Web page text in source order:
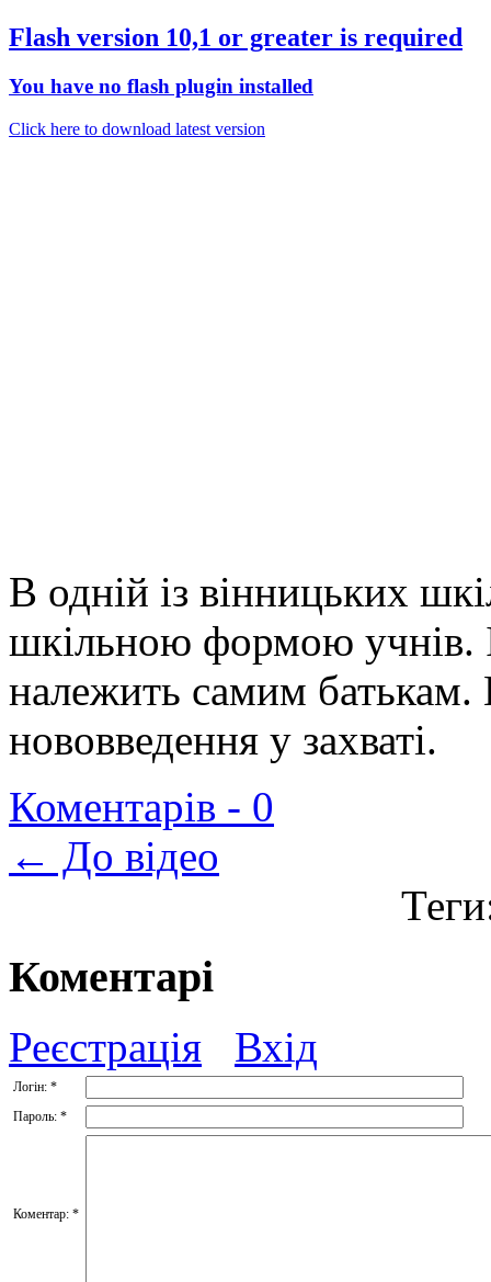
Flash version 10,1 or greater is required
You have no flash plugin installed
Click here to download latest version
В одній із вінницьких
шкільною формою учнів.
належить самим батькам.
нововведення у захваті.
Коментарів - 0
← До відео
Коментарі
Реєстрація Вхід
Логін: *
Пароль: *
Коментар: *